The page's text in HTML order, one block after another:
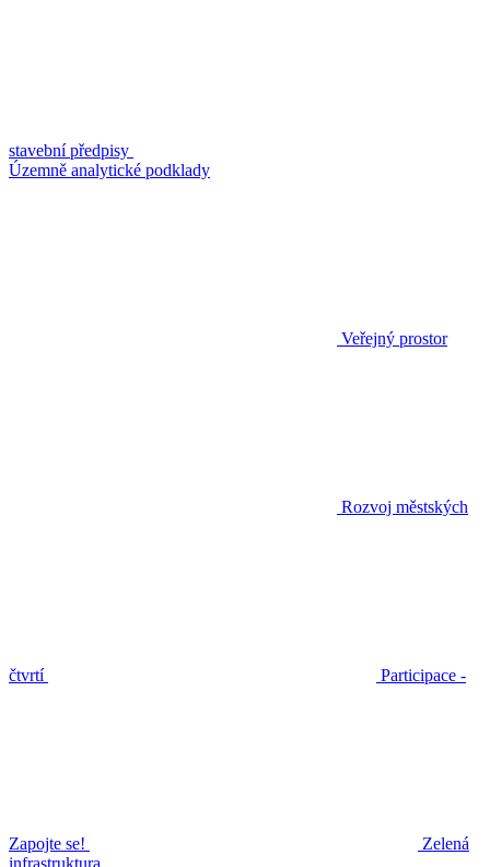
stavební předpisy
Územně analytické podklady
Veřejný prostor
Rozvoj městských
čtvrtí Participace -
Zapojte se!
Zelená
infrastruktura